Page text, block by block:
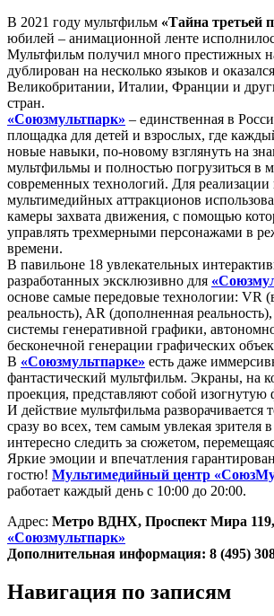
В 2021 году мультфильм «Тайна третьей
юбилей – анимационной ленте
Мультфильм получил много престижных
дублирован на несколько языков и
Великобритании, Италии, Франции и
стран.
«Союзмультпарк» – единственная в
площадка для детей и взрослых, где
новые навыки, по-новому взглянуть на
мультфильмы и полностью погрузиться в
современных технологий. Для
мультимедийных аттракционов
камеры захвата движения, с помощью
управлять трехмерными персонажами в
времени.
В павильоне 18 увлекательных
разработанных эксклюзивно для
основе самые передовые технологии: VR
реальность), AR (дополненная
системы генеративной графики,
бесконечной генерации графических
В «Союзмультпарке» есть даже
фантастический мультфильм. Экраны, на
проекция, представляют собой
И действие мультфильма разворачивается
сразу во всех, тем самым увлекая зрителя
интересно следить за сюжетом,
Яркие эмоции и впечатления
гостю! Мультимедийный центр
работает каждый день с 10:00 до 20:00.
Адрес: Метро ВДНХ, Проспект Мира
«Союзмультпарк»
Дополнительная информация: 8 (495)
Навигация по записям